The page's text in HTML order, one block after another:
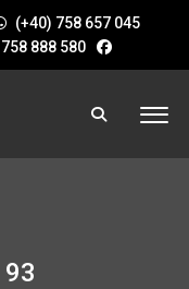
(+40) 758 657 045
888 580
93